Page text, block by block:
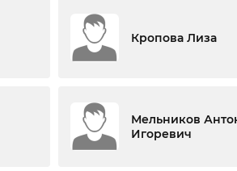
Кропова Лиза
Мельников
Игоревич